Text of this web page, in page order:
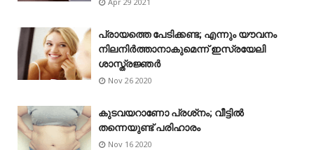
പ്രായത്തെ പേടിക്കണ്ട; എന്നും യൗവനം
നിലനിർത്താനാകുമെന്ന് ഇസ്രയേലി
ശാസ്ത്രജ്ഞർ
Nov 26 2020
കുടവയറാണോ പ്രശ്‌നം; വീട്ടിൽ
തന്നെയുണ്ട് പരിഹാരം
Nov 16 2020